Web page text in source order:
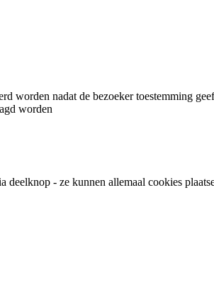
worden nadat de bezoeker toestemming
worden
- ze kunnen allemaal cookies